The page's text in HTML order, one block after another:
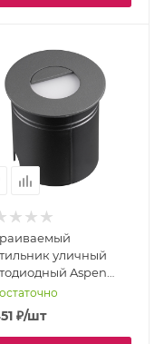
уличный
Aspen
IP65
₽/шт